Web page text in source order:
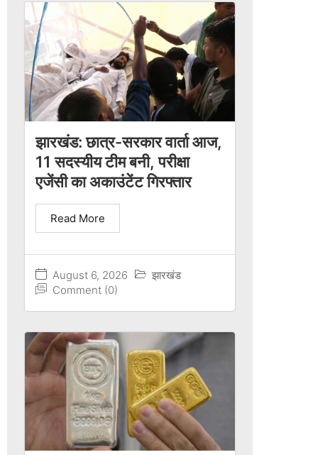
झारखंड: छात्र-सरकार वार्ता आज,
11 सदस्यीय टीम बनी, परीक्षा
एजेंसी का अकाउंटेंट गिरफ्तार
August 6, 2026
झारखंड
Comment (0)
Read More